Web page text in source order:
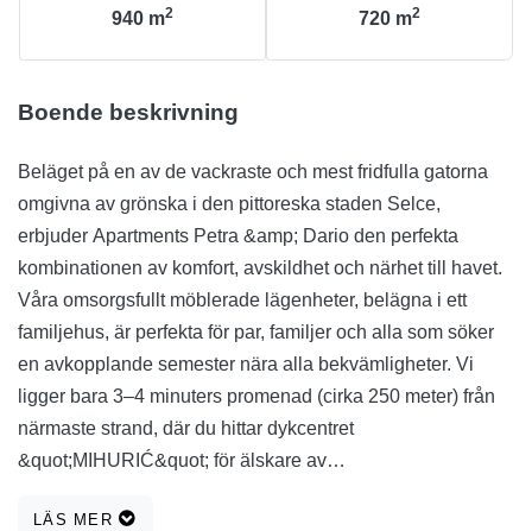
940 m2 720 m2
Boende beskrivning
Beläget på en av de vackraste och mest fridfulla gatorna
omgivna av grönska i den pittoreska staden Selce,
erbjuder Apartments Petra &amp; Dario den perfekta
kombinationen av komfort, avskildhet och närhet till havet.
Våra omsorgsfullt möblerade lägenheter, belägna i ett
familjehus, är perfekta för par, familjer och alla som söker
en avkopplande semester nära alla bekvämligheter. Vi
ligger bara 3–4 minuters promenad (cirka 250 meter) från
närmaste strand, där du hittar dykcentret
&quot;MIHURIĆ&quot; för älskare av
meter) tar dig till de välkända stränderna
LÄS MER